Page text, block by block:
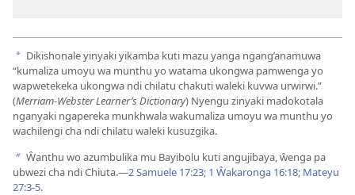
a Dikishonale yinyaki yikamba kuti mazu yanga ngang’anamuwa
“kumaliza umoyu wa munthu yo watama ukongwa pamwenga yo
wapwetekeka ukongwa ndi chilatu chakuti waleki kuvwa urwirwi.”
(Merriam-Webster Learner’s Dictionary) Nyengu zinyaki madokotala
nganyaki ngapereka munkhwala wakumaliza umoyu wa munthu yo
wachilengi cha ndi chilatu waleki kusuzgika.
b Ŵanthu wo azumbulika mu Bayibolu kuti angujibaya, ŵenga pa
ubwezi cha ndi Chiuta.​—2 Samuele 17:23; 1 Ŵakaronga 16:18; Mateyu
27:​3-5.